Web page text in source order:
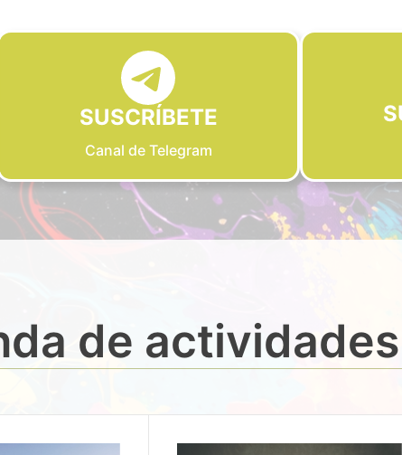
SUSCRÍBETE
Canal de Telegram
de actividades